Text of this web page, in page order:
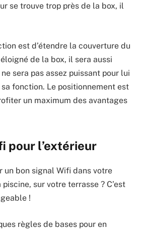
se trouve trop près de la box, il
est d’étendre la couverture du
de la box, il sera aussi
sera pas assez puissant pour lui
sa fonction. Le positionnement est
un maximum des avantages
pour l’extérieur
un bon signal Wifi dans votre
sur votre terrasse ? C’est
!
règles de bases pour en